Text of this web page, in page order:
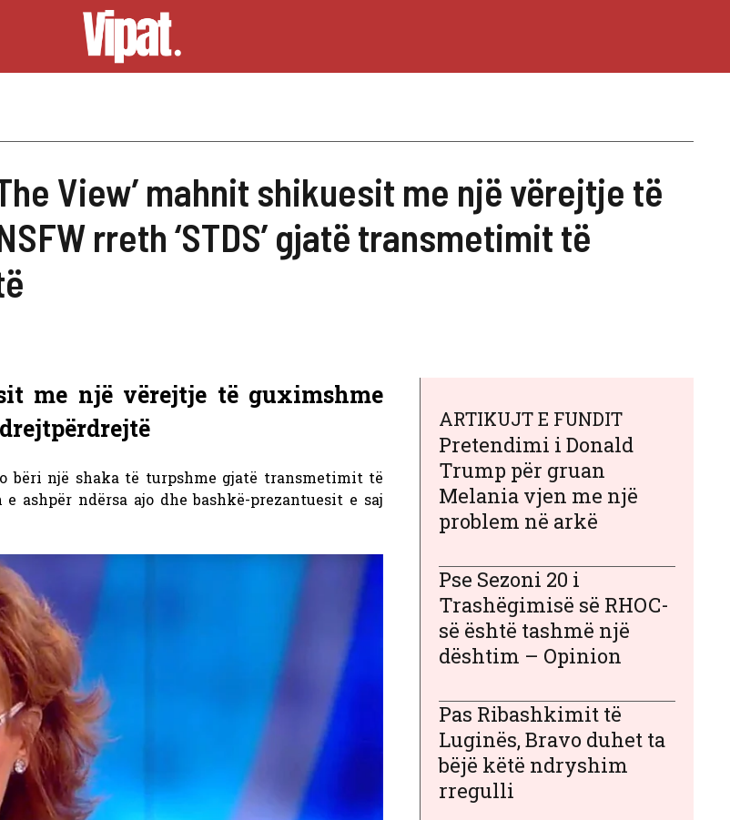
View’ mahnit shikuesit me një vërejtje të
rreth ‘STDS’ gjatë transmetimit të
me një vërejtje të guximshme
bëri një shaka të turpshme gjatë transmetimit të
ashpër ndërsa ajo dhe bashkë-prezantuesit e saj
ARTIKUJT E FUNDIT
Pretendimi i Donald
Trump për gruan
Melania vjen me një
problem në arkë
Pse Sezoni 20 i
Trashëgimisë së RHOC-
së është tashmë një
dështim – Opinion
Pas Ribashkimit të
Luginës, Bravo duhet ta
bëjë këtë ndryshim
rregulli